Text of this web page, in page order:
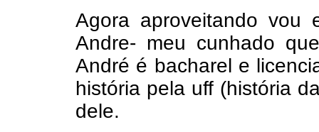
Agora aproveitando vou
Andre- meu cunhado
André é bacharel e
história pela uff (história
dele.